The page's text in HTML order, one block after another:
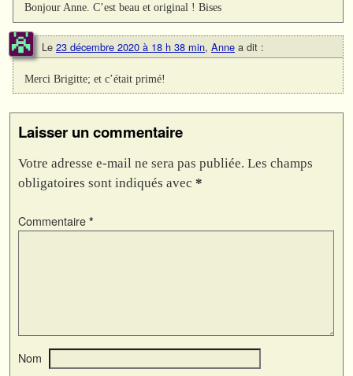
Bonjour Anne. C’est beau et original ! Bises
Le 23 décembre 2020 à 18 h 38 min, Anne a dit :
Merci Brigitte; et c’était primé!
Laisser un commentaire
Votre adresse e-mail ne sera pas publiée. Les champs
obligatoires sont indiqués avec *
Commentaire *
Nom